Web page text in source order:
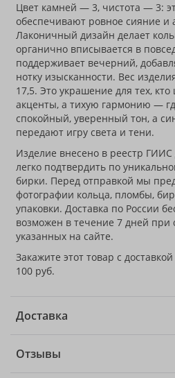
Цвет камней — 3, чистота — 3:
обеспечивают ровное сияние и
Лаконичный дизайн делает
органично вписывается в
поддерживает вечерний,
нотку изысканности. Вес
17,5. Это украшение для тех,
акценты, а тихую гармонию —
спокойный, уверенный тон, а
передают игру света и тени.
Изделие внесено в реестр
легко подтвердить по
бирки. Перед отправкой мы
фотографии кольца, пломбы,
упаковки. Доставка по России
возможен в течение 7 дней при
указанных на сайте.
Закажите этот товар с
100 руб.
Доставка
Отзывы